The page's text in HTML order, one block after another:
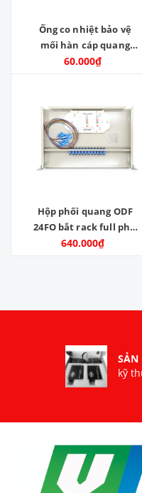
Ống co nhiệt bảo vệ
mối hàn cáp quang
60mm ( bịch 100 cái )
60.000₫
Hộp phối quang ODF
24FO bắt rack full phụ
kiện
640.000₫
SẢN
kỹ